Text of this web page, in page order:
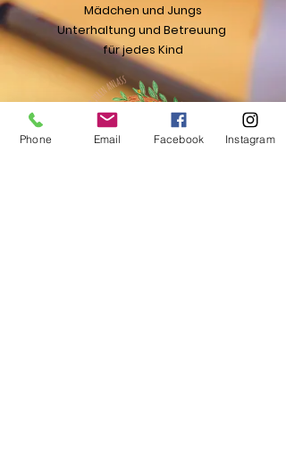
Mädchen und Jungs
Unterhaltung und Betreuung
für jedes Kind
Phone Email Facebook Instagram